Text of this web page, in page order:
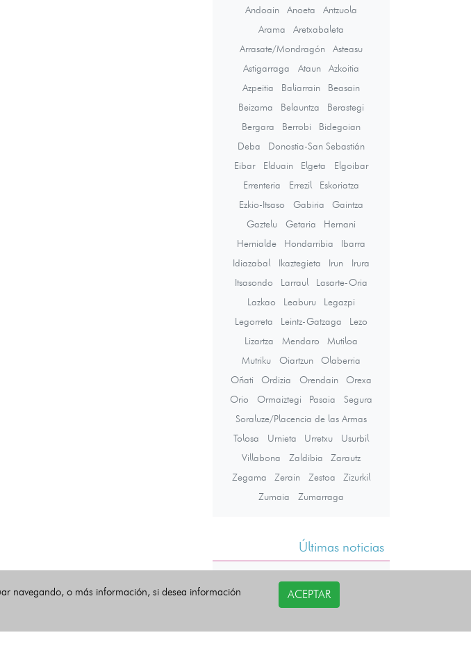
Andoain
Anoeta
Antzuola
Arama
Aretxabaleta
Arrasate/Mondragón
Asteasu
Astigarraga
Ataun
Azkoitia
Azpeitia
Baliarrain
Beasain
Beizama
Belauntza
Berastegi
Bergara
Berrobi
Bidegoian
Deba
Donostia-San Sebastián
Eibar
Elduain Elgeta
Elgoibar
Errenteria
Errezil
Eskoriatza
Ezkio-Itsaso
Gabiria
Gaintza
Gaztelu
Getaria
Hernani
Hernialde
Hondarribia
Ibarra
Idiazabal
Ikaztegieta Irun
Irura
Itsasondo
Larraul
Lasarte-Oria
Lazkao
Leaburu
Legazpi
Legorreta
Leintz-Gatzaga
Lezo
Lizartza
Mendaro
Mutiloa
Mutriku
Oiartzun
Olaberria
Oñati
Ordizia Orendain
Orexa
Orio
Ormaiztegi Pasaia
Segura
Soraluze/Placencia de las Armas
Tolosa
Urnieta Urretxu
Usurbil
Villabona
Zaldibia
Zarautz
Zegama
Zerain Zestoa
Zizurkil
Zumaia
Zumarraga
Últimas noticias
navegando, o más información, si desea información
ACEPTAR